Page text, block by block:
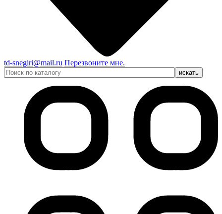
td-snegiri@mail.ru Перезвоните мне.